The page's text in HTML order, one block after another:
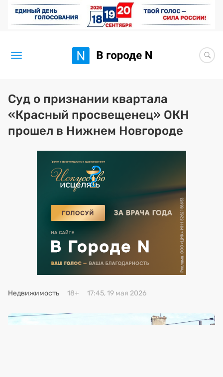
Новости
Статьи
Здоровье
BORЩ
Искусство исцелять
Премия 2025
Эксперты
Суд о признании квартала
«Красный просвещенец» ОКН
прошел в Нижнем Новгороде
Недвижимость 18+ 17:45, 19 мая 2026